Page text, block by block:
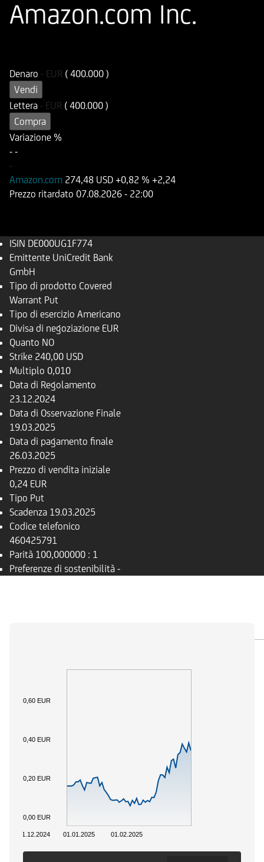
Amazon.com Inc.
Denaro - EUR ( 400.000 )
Vendi
Lettera - EUR ( 400.000 )
Compra
Variazione %
- -
-
Amazon.com 274,48 USD +0,82 % +2,24
Prezzo ritardato 07.08.2026 - 22:00
ISIN DE000UG1F774
Emittente UniCredit Bank
GmbH
Tipo di prodotto Covered
Warrant Put
Tipo di esercizio Americano
Divisa di negoziazione EUR
Quanto NO
Strike 240,00 USD
Multiplo 0,010
Data di Regolamento
23.12.2024
Data di Osservazione Finale
19.03.2025
Data di pagamento finale
26.03.2025
Prezzo di vendita iniziale
0,24 EUR
Tipo Put
Scadenza 19.03.2025
Codice telefonico
460425791
Parità 100,000000 : 1
Preferenze di sostenibilità -
01.01.2025 01.02.2025
01.12.2024
0,00 EUR
0,20 EUR
0,40 EUR
0,60 EUR